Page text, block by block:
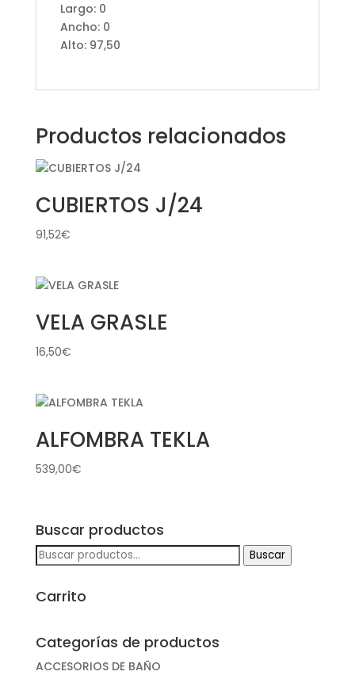
Largo: 0
Ancho: 0
Alto: 97,50
Productos relacionados
CUBIERTOS J/24
91,52€
VELA GRASLE
16,50€
ALFOMBRA TEKLA
539,00€
Buscar productos
Buscar
por:
Buscar
Carrito
Categorías de productos
ACCESORIOS DE BAÑO